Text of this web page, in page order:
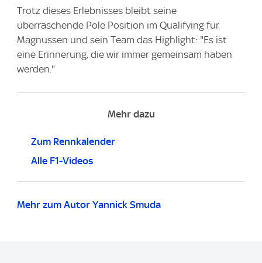
Trotz dieses Erlebnisses bleibt seine
überraschende Pole Position im Qualifying für
Magnussen und sein Team das Highlight: "Es ist
eine Erinnerung, die wir immer gemeinsam haben
werden."
Mehr dazu
Zum Rennkalender
Alle F1-Videos
Mehr zum Autor Yannick Smuda